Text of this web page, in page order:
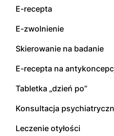
E-recepta
E-zwolnienie
Skierowanie na badanie
E-recepta na
Tabletka „dzień po”
Konsultacja
Leczenie otyłości